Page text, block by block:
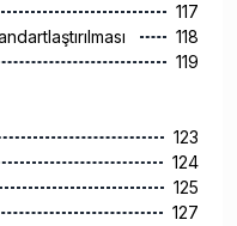
117
118
119
123
124
125
127